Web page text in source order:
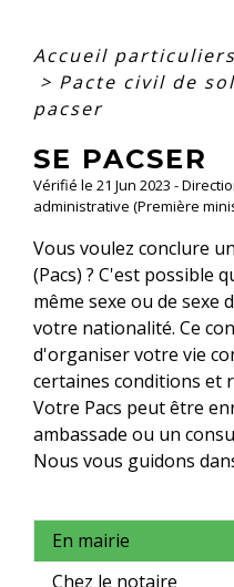
Accueil particuliers
> Pacte civil de
pacser
SE PACSER
Vérifié le 21 Jun 2023 -
administrative (Première
Vous voulez conclure
(Pacs) ? C'est possible
même sexe ou de sexe
votre nationalité. Ce
d'organiser votre vie
certaines conditions et
Votre Pacs peut être
ambassade ou un
Nous vous guidons
En mairie
Chez le notaire